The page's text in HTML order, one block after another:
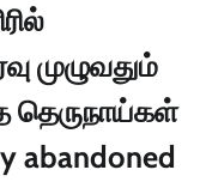
முழுவதும்
தெருநாய்கள்
abandoned